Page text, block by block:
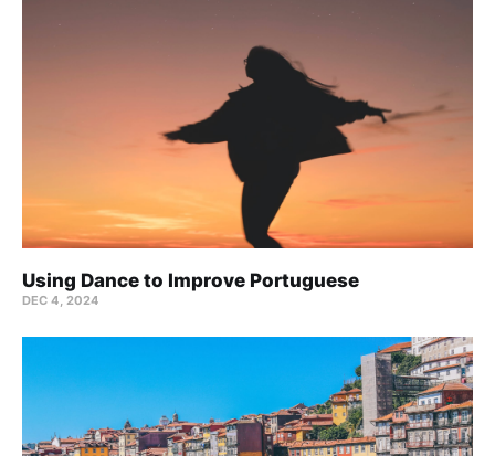
Using Dance to Improve Portuguese
DEC 4, 2024